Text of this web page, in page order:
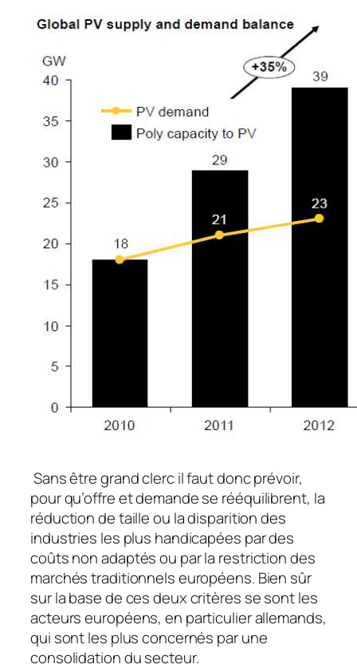
Sans être grand clerc il faut donc prévoir,
pour qu’offre et demande se rééquilibrent, la
réduction de taille ou la disparition des
industries les plus handicapées par des
coûts non adaptés ou par la restriction des
marchés traditionnels européens. Bien sûr
sur la base de ces deux critères se sont les
acteurs européens, en particulier allemands,
qui sont les plus concernés par une
consolidation du secteur.